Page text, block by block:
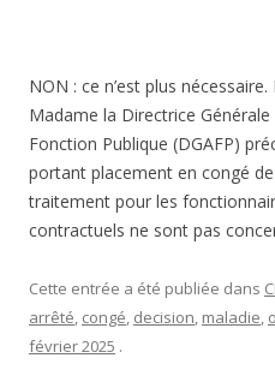
NON : ce n’est plus
Madame la Directrice
Fonction Publique (DGAFP)
portant placement en congé
traitement pour les
contractuels ne sont pas
Cette entrée a été publiée dans
arrêté, congé, decision, maladie,
février 2025 .